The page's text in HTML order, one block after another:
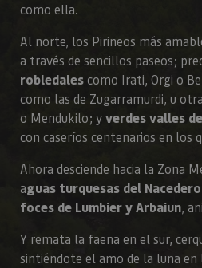
como ella.
Al norte, los Pirineos más
a través de sencillos paseos;
robledalescomo Irati, Orgi o
como las de Zugarramurdi, u
o Mendukilo; yverdes valles
con caseríos centenarios en los
Ahora desciende hacia la Zona
aguas turquesas del
foces de Lumbier y Arbaiun,
Y remata la faena en el sur,
sintiéndote el amo de la luna en